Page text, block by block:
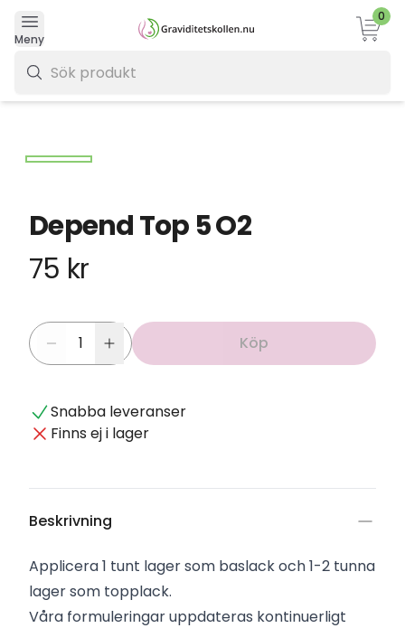
Meny
0
Depend Top 5 O2
75 kr
Köp
Snabba leveranser
Finns ej i lager
Beskrivning
Applicera 1 tunt lager som baslack och 1-2 tunna
lager som topplack.
Våra formuleringar uppdateras kontinuerligt